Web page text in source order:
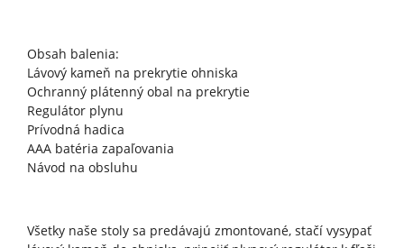
Obsah balenia:
Lávový kameň na prekrytie ohniska
Ochranný plátenný obal na prekrytie
Regulátor plynu
Prívodná hadica
AAA batéria zapaľovania
Návod na obsluhu
Všetky naše stoly sa predávajú zmontované, stačí vysypať